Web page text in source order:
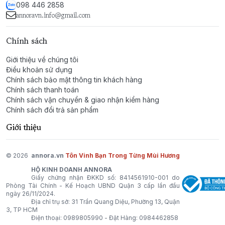
nhựa bồ đề (styrax) và một chút rêu sồi cổ điển.
dành cho những người tự tin, có chiều sâu và luôn
thách thức những quy chuẩn thông thường. Họ là
những người hiểu rằng vẻ đẹp không nằm ở cái mác,
mà ở trải nghiệm và cảm xúc mà nó mang lại.
FUGAZZI by BORNTOSTANDOUT® - Khi ảo ảnh còn
chân thật hơn cả sự thật.
098 446 2858
annoravn.info@gmail.com
Chính sách
Giới thiệu về chúng tôi
Điều khoản sử dụng
Chính sách bảo mật thông tin khách hàng
Chính sách thanh toán
Chính sách vận chuyển & giao nhận kiểm hàng
Chính sách đổi trả sản phẩm
Giới thiệu
© 2026 annora.vn Tôn Vinh Bạn Trong Từng Mùi Hương
HỘ KINH DOANH ANNORA
Giấy chứng nhận ĐKKD số: 8414561910-001 do
Phòng Tài Chính - Kế Hoạch UBND Quận 3 cấp lần đầu
ngày 26/11/2024.
Địa chỉ trụ sở: 31 Trần Quang Diệu, Phường 13, Quận
3, TP HCM
Điện thoại: 0989805990 - Đặt Hàng: 0984462858